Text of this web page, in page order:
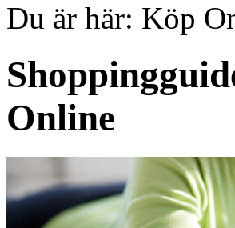
Du är här: Köp
Online